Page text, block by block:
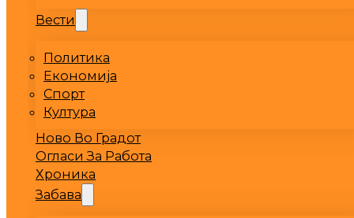
Вести
Политика
Економија
Спорт
Култура
Ново Во Градот
Огласи За Работа
Хроника
Забава